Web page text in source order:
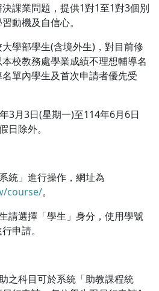
課業問題，提供1對1至1對3個別
動機及自信心。
學部學生(含境外生)，對目前修
校教務處學業成績不理想輔導名
單內學生及首次申請者優先受
3月3日(星期一)至114年6月6日
日除外。
統」進行操作，網址為
course/。
請選擇「學生」身分，使用學號
申請。
之科目可於系統「助教課程統